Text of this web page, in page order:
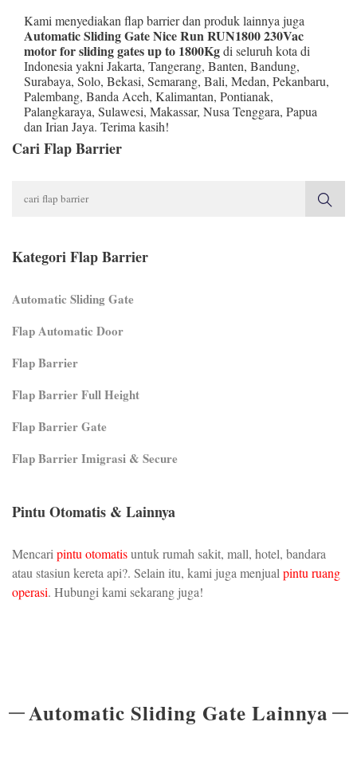
Kami menyediakan flap barrier dan produk lainnya juga
Automatic Sliding Gate Nice Run RUN1800 230Vac
motor for sliding gates up to 1800Kgdi seluruh kota di
Indonesia yakni Jakarta, Tangerang, Banten, Bandung,
Surabaya, Solo, Bekasi, Semarang, Bali, Medan, Pekanbaru,
Palembang, Banda Aceh, Kalimantan, Pontianak,
Palangkaraya, Sulawesi, Makassar, Nusa Tenggara, Papua
dan Irian Jaya. Terima kasih!
Cari Flap Barrier
Kategori Flap Barrier
Automatic Sliding Gate
Flap Automatic Door
Flap Barrier
Flap Barrier Full Height
Flap Barrier Gate
Flap Barrier Imigrasi & Secure
Pintu Otomatis & Lainnya
Mencari pintu otomatisuntuk rumah sakit, mall, hotel, bandara
atau stasiun kereta api?. Selain itu, kami juga menjual pintu ruang
operasi. Hubungi kami sekarang juga!
Automatic Sliding Gate Lainnya